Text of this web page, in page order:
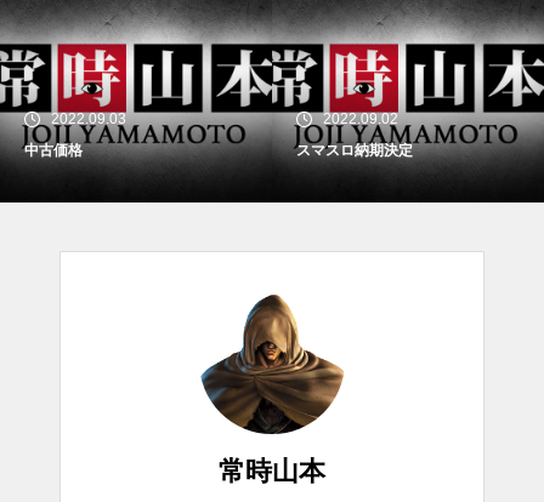
2022.09.03
中古価格
2022.09.02
スマスロ納期決定
常時山本